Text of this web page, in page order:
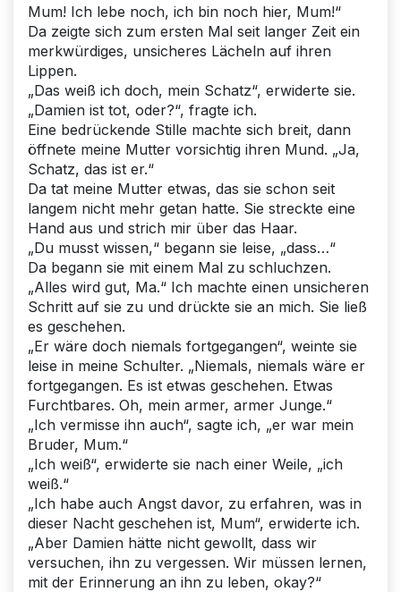
Mum! Ich lebe noch, ich bin noch hier, Mum!“
Da zeigte sich zum ersten Mal seit langer Zeit ein
merkwürdiges, unsicheres Lächeln auf ihren
Lippen.
„Das weiß ich doch, mein Schatz“, erwiderte sie.
„Damien ist tot, oder?“, fragte ich.
Eine bedrückende Stille machte sich breit, dann
öffnete meine Mutter vorsichtig ihren Mund. „Ja,
Schatz, das ist er.“
Da tat meine Mutter etwas, das sie schon seit
langem nicht mehr getan hatte. Sie streckte eine
Hand aus und strich mir über das Haar.
„Du musst wissen,“ begann sie leise, „dass…“
Da begann sie mit einem Mal zu schluchzen.
„Alles wird gut, Ma.“ Ich machte einen unsicheren
Schritt auf sie zu und drückte sie an mich. Sie ließ
es geschehen.
„Er wäre doch niemals fortgegangen“, weinte sie
leise in meine Schulter. „Niemals, niemals wäre er
fortgegangen. Es ist etwas geschehen. Etwas
Furchtbares. Oh, mein armer, armer Junge.“
„Ich vermisse ihn auch“, sagte ich, „er war mein
Bruder, Mum.“
„Ich weiß“, erwiderte sie nach einer Weile, „ich
weiß.“
„Ich habe auch Angst davor, zu erfahren, was in
dieser Nacht geschehen ist, Mum“, erwiderte ich.
„Aber Damien hätte nicht gewollt, dass wir
versuchen, ihn zu vergessen. Wir müssen lernen,
mit der Erinnerung an ihn zu leben, okay?“